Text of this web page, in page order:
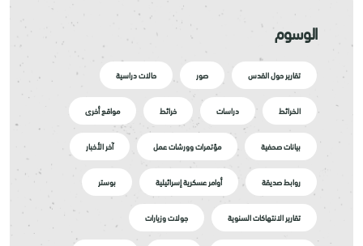
الوسوم
تقارير حول القدس صور حالات دراسية
الخرائط دراسات خرائط مواقع أخرى
بيانات صحفية مؤتمرات وورشات عمل آخر الأخبار
روابط صديقة أوامر عسكرية إسرائيلية بوستر
تقارير الانتهاكات السنوية جولات وزيارات